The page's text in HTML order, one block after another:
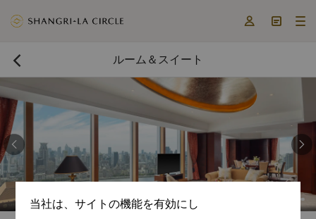
  
 ルーム＆スイート
 
当社は、サイトの機能を有効にし